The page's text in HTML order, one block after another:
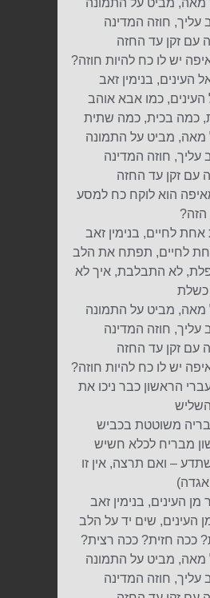
עליך, חוזה המדינה
עם זקן עד החזה
יש לו כח להיות חוזה?
העינים, בנימין זאב
כמו אבא אוהב
כמה בכית, כמה שתית
מאה, מביט על התמונה
עליך, חוזה המדינה
עם זקן עד החזה
הוא לוקח כח למסע
הזה?
לחיים, בנימין זאב
לחיים, תפתח את הלב
לא התבלבת, איך לא
כשלת
מאה, מביט על התמונה
עליך, חוזה המדינה
עם זקן עד החזה
יש לו כח להיות חוזה?
הראשון כבר ניכו את
השליש
משוטטת בכביש
מבריח לכלא חשיש
– ואם תרצה, אין זו
אגדה)
העינים, בנימין זאב
העינים, שים יד על הלב
ככה חזית? ככה רצית?
מאה, מביט על התמונה
עליך, חוזה המדינה